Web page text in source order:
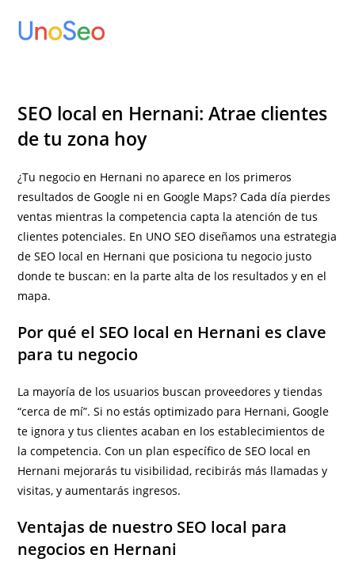
SEO local en Hernani: Atrae clientes
de tu zona hoy
¿Tu negocio en Hernani no aparece en los primeros
resultados de Google ni en Google Maps? Cada día pierdes
ventas mientras la competencia capta la atención de tus
clientes potenciales. En UNO SEO diseñamos una estrategia
de SEO local en Hernani que posiciona tu negocio justo
donde te buscan: en la parte alta de los resultados y en el
mapa.
Por qué el SEO local en Hernani es clave
para tu negocio
La mayoría de los usuarios buscan proveedores y tiendas
“cerca de mí”. Si no estás optimizado para Hernani, Google
te ignora y tus clientes acaban en los establecimientos de
la competencia. Con un plan específico de SEO local en
Hernani mejorarás tu visibilidad, recibirás más llamadas y
visitas, y aumentarás ingresos.
Ventajas de nuestro SEO local para
negocios en Hernani